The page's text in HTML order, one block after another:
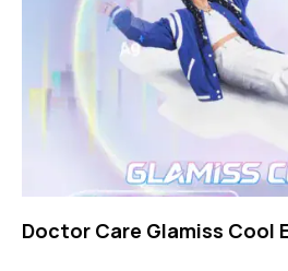
Doctor Care Glamiss Cool